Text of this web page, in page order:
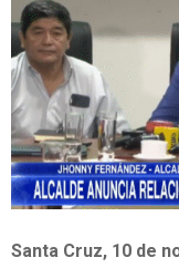
Santa Cruz, 10 de